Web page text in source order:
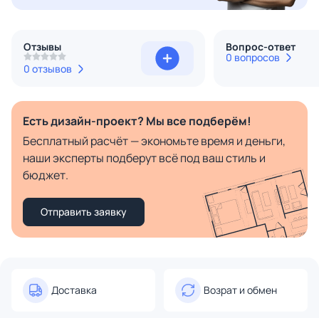
Отзывы
0 отзывов
Вопрос-ответ
0 вопросов
Есть дизайн-проект? Мы все подберём!
Бесплатный расчёт — экономьте время и деньги,
наши эксперты подберут всё под ваш стиль и
бюджет.
Отправить заявку
Доставка Возрат и обмен